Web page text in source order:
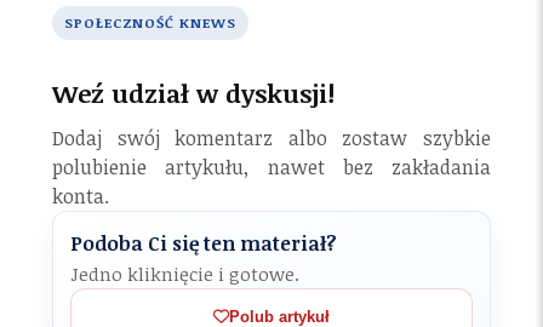
SPOŁECZNOŚĆ KNEWS
Weź udział w dyskusji!
Dodaj swój komentarz albo zostaw szybkie
polubienie artykułu, nawet bez zakładania
konta.
Podoba Ci się ten materiał?
Jedno kliknięcie i gotowe.
Polub artykuł